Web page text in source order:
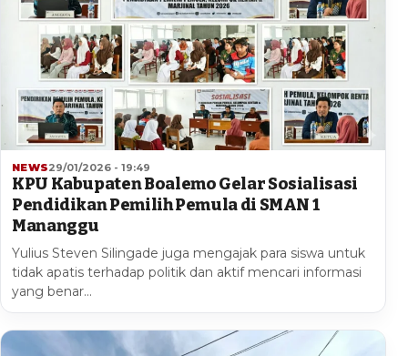
NEWS29/01/2026 - 19:49
KPU Kabupaten Boalemo Gelar Sosialisasi
Pendidikan Pemilih Pemula di SMAN 1
Mananggu
Yulius Steven Silingade juga mengajak para siswa untuk
tidak apatis terhadap politik dan aktif mencari informasi
yang benar…